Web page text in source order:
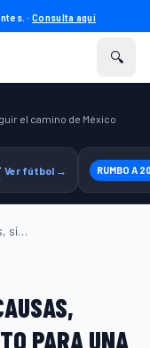
·Consulta aquí
🔍
el camino de México
Ver fútbol → RUMBO A
Esguince de rodilla: Causas, síntomas y ...
PARA UNA